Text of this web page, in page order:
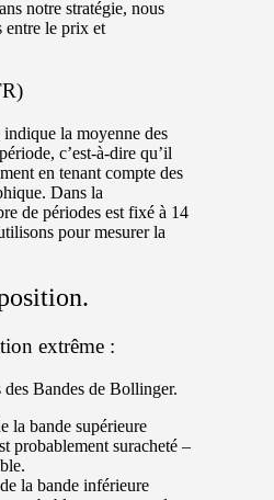
notre stratégie, nous
entre le prix et
la moyenne des
c’est-à-dire qu’il
en tenant compte des
Dans la
de périodes est fixé à 14
pour mesurer la
extrême :
Bandes de Bollinger.
la bande supérieure
probablement suracheté –
la bande inférieure